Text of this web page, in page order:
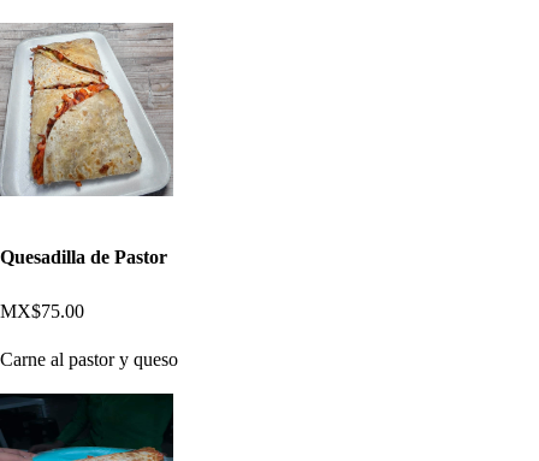
Quesadilla de Pastor
MX$75.00
Carne al pastor y queso